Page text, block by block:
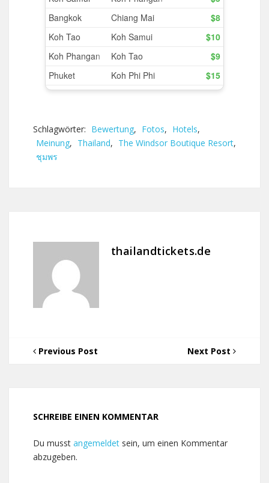
Schlagwörter: Bewertung, Fotos, Hotels,
Meinung, Thailand, The Windsor Boutique Resort,
ชุมพร
thailandtickets.de
Previous Post Next Post
SCHREIBE EINEN KOMMENTAR
Du musst angemeldet sein, um einen Kommentar
abzugeben.